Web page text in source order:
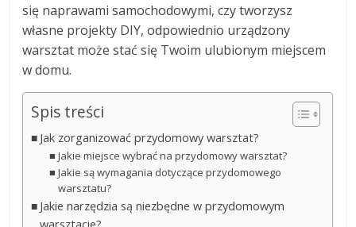
się naprawami samochodowymi, czy tworzysz
własne projekty DIY, odpowiednio urządzony
warsztat może stać się Twoim ulubionym miejscem
w domu.
Spis treści
Jak zorganizować przydomowy warsztat?
Jakie miejsce wybrać na przydomowy warsztat?
Jakie są wymagania dotyczące przydomowego
warsztatu?
Jakie narzędzia są niezbędne w przydomowym